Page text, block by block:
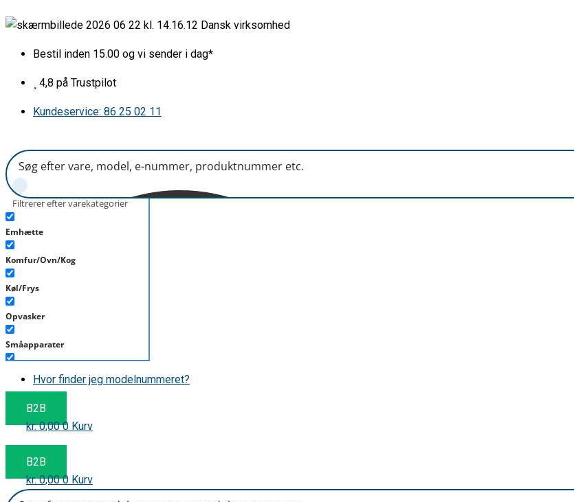
til
Dansk virksomhed
Bestil inden 15.00 og vi sender i dag*
4,8 på Trustpilot
Kundeservice: 86 25 02 11
Filtrerer efter varekategorier
Emhætte
Komfur/Ovn/Kog
Køl/Frys
Opvasker
Småapparater
Støvsuger
Tilbehør/Plejemidler
Vaskemaskine
Hvor finder jeg modelnummeret?
B2B
kr.0,00 0 Kurv
B2B
kr.0,00 0 Kurv